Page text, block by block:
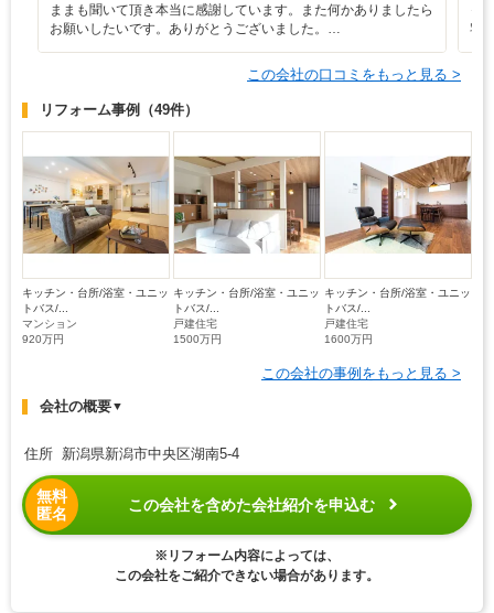
ままも聞いて頂き本当に感謝しています。また何かありましたら
お願いしたいです。ありがとうございました。…
宅
この会社の口コミをもっと見る >
リフォーム事例 （49件）
キッチン・台所/浴室・ユニッ
トバス/...
マンション
920万円
キッチン・台所/浴室・ユニッ
トバス/...
戸建住宅
1500万円
キッチン・台所/浴室・ユニッ
トバス/...
戸建住宅
1600万円
この会社の事例をもっと見る >
会社の概要▼
住所 新潟県新潟市中央区湖南5-4
無料
匿名
この会社を含めた会社紹介を申込む
※リフォーム内容によっては、
この会社をご紹介できない場合があります。